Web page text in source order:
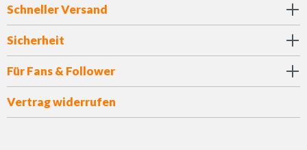
Schneller Versand
Sicherheit
Für Fans & Follower
Vertrag widerrufen